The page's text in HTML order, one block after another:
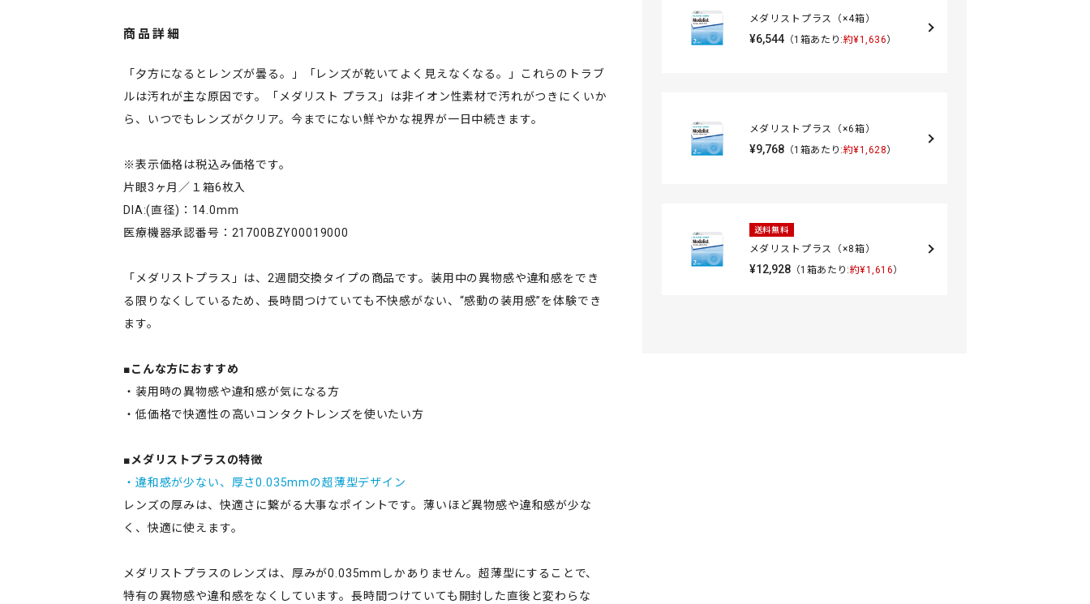
商品詳細
「夕方になるとレンズが曇る。」「レンズが乾いてよく見えなくなる。」これらのトラブ
ルは汚れが主な原因です。「メダリスト プラス」は非イオン性素材で汚れがつきにくいか
ら、いつでもレンズがクリア。今までにない鮮やかな視界が一日中続きます。
※表示価格は税込み価格です。
片眼3ヶ月／１箱6枚入
DIA:(直径)：14.0mm
医療機器承認番号：21700BZY00019000
「メダリストプラス」は、2週間交換タイプの商品です。装用中の異物感や違和感をでき
る限りなくしているため、長時間つけていても不快感がない、“感動の装用感”を体験でき
ます。
■こんな方におすすめ
・装用時の異物感や違和感が気になる方
・低価格で快適性の高いコンタクトレンズを使いたい方
■メダリストプラスの特徴
・違和感が少ない、厚さ0.035mmの超薄型デザイン
レンズの厚みは、快適さに繋がる大事なポイントです。薄いほど異物感や違和感が少な
く、快適に使えます。
メダリストプラスのレンズは、厚みが0.035mmしかありません。超薄型にすることで、
特有の異物感や違和感をなくしています。長時間つけていても開封した直後と変わらな
メダリストプラス（×4箱）
¥6,544（1箱あたり:約¥1,636）
メダリストプラス（×6箱）
¥9,768（1箱あたり:約¥1,628）
送料無料
メダリストプラス（×8箱）
¥12,928（1箱あたり:約¥1,616）